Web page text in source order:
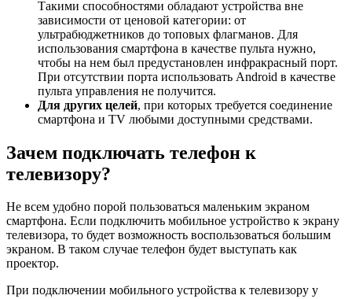
Такими способностями обладают устройства вне
зависимости от ценовой категории: от
ультрабюджетников до топовых флагманов. Для
использования смартфона в качестве пульта нужно,
чтобы на нем был предустановлен инфракрасный порт.
При отсутствии порта использовать Android в качестве
пульта управления не получится.
Для других целей, при которых требуется соединение
смартфона и TV любыми доступными средствами.
Зачем подключать телефон к
телевизору?
Не всем удобно порой пользоваться маленьким экраном
смартфона. Если подключить мобильное устройство к экрану
телевизора, то будет возможность воспользоваться большим
экраном. В таком случае телефон будет выступать как
проектор.
При подключении мобильного устройства к телевизору у